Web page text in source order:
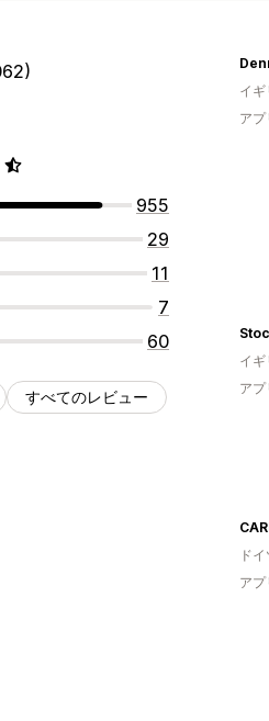
955
29
11
7
60
すべてのレビュー
イギ
ア
イギ
ア
ドイ
ア